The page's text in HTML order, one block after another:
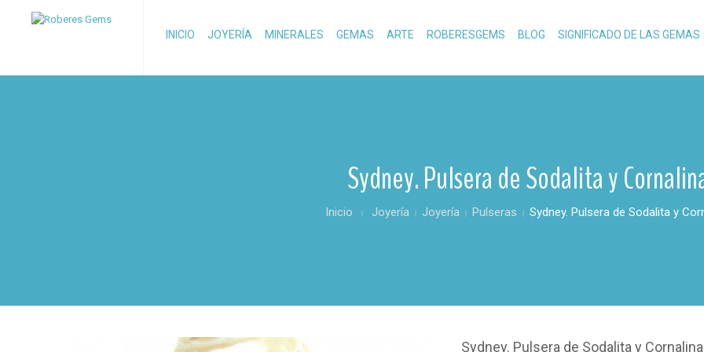
INICIO JOYERÍA MINERALES GEMAS ARTE ROBERESGEMS BLOG SIGNIFICADO DE LAS GEMAS
Sydney. Pulsera de Sodalita y
Inicio Joyería Joyería Pulseras Sydney. Pulsera de Sodalita y
Sydney. Pulsera de Sodalita y Cornalina